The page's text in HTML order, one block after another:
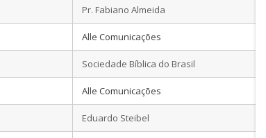
Pr. Fabiano Almeida
Alle Comunicações
Sociedade Bíblica do Brasil
Alle Comunicações
Eduardo Steibel